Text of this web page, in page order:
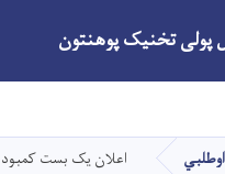
دانګل
پولی تخنیک پوهنتون
اعلان یک بست